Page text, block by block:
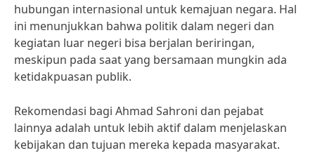
hubungan internasional untuk kemajuan negara. Hal
ini menunjukkan bahwa politik dalam negeri dan
kegiatan luar negeri bisa berjalan beriringan,
meskipun pada saat yang bersamaan mungkin ada
ketidakpuasan publik.
Rekomendasi bagi Ahmad Sahroni dan pejabat
lainnya adalah untuk lebih aktif dalam menjelaskan
kebijakan dan tujuan mereka kepada masyarakat.